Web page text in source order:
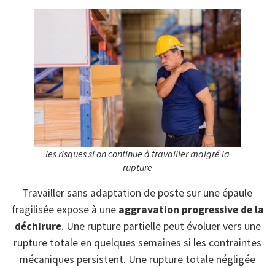
les risques si on continue à travailler malgré la
rupture
Travailler sans adaptation de poste sur une épaule
fragilisée expose à une aggravation progressive de la
déchirure. Une rupture partielle peut évoluer vers une
rupture totale en quelques semaines si les contraintes
mécaniques persistent. Une rupture totale négligée